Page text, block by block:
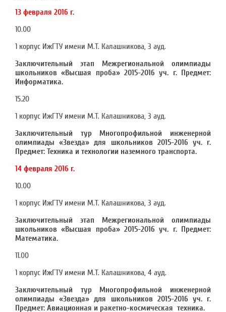
13 февраля 2016 г.
10.00
1 корпус ИжГТУ имени М.Т. Калашникова, 3 ауд.
Заключительный этап Межрегиональной олимпиады
школьников «Высшая проба» 2015-2016 уч. г. Предмет:
Информатика.
15.20
1 корпус ИжГТУ имени М.Т. Калашникова, 3 ауд.
Заключительный тур Многопрофильной инженерной
олимпиады «Звезда» для школьников 2015-2016 уч. г.
Предмет: Техника и технологии наземного транспорта.
14 февраля 2016 г.
10.00
1 корпус ИжГТУ имени М.Т. Калашникова, 3 ауд.
Заключительный этап Межрегиональной олимпиады
школьников «Высшая проба» 2015-2016 уч. г. Предмет:
Математика.
11.00
1 корпус ИжГТУ имени М.Т. Калашникова, 4 ауд.
Заключительный тур Многопрофильной инженерной
олимпиады «Звезда» для школьников 2015-2016 уч. г.
Предмет: Авиационная и ракетно-космическая техника.